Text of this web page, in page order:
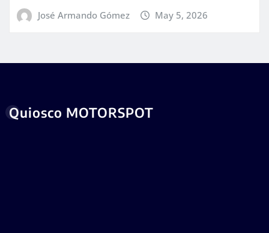
José Armando Gómez May 5, 2026
Quiosco MOTORSPOT